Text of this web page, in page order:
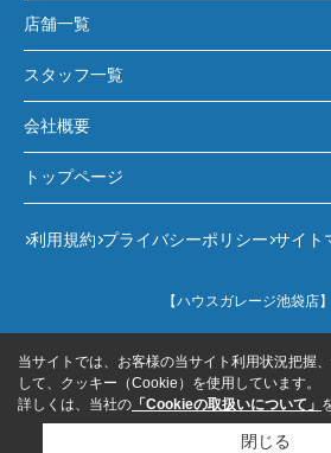
店舗一覧
スタッフ一覧
会社概要
トップページ
利用規約 プライバシーポリシー サイト
【ハウスガレージ池袋店
当サイトでは、お客様の当サイト利用状況把握
して、クッキー（Cookie）を使用しています。
詳しくは、当社の 「Cookieの取扱いについて」
閉じる